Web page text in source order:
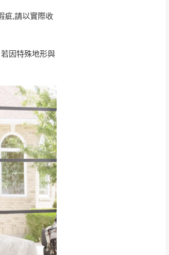
疵,請以實際收
若因特殊地形與
北埔鄉、尖石
、芎林山區、
溪、九份、石
區、三峽山區、
區、北投湖山
區
樓等因
方自
前皆